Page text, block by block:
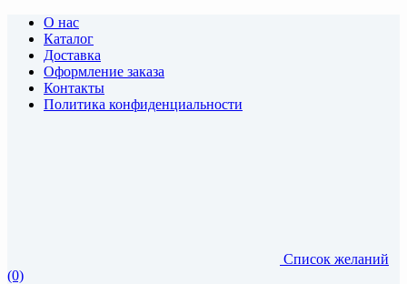
О нас
Каталог
Доставка
Оформление заказа
Контакты
Политика конфиденциальности
Список желаний
(0)